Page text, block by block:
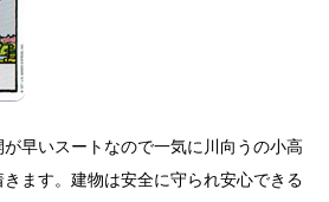
早いスートなので一気に川向うの小高
ます。建物は安全に守られ安心できる